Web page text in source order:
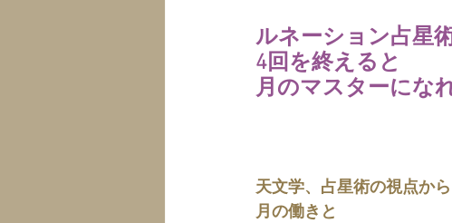
ルネーション占星
4回を終えると
月のマスターにな
天文学、占星術の視点から
月の働きと